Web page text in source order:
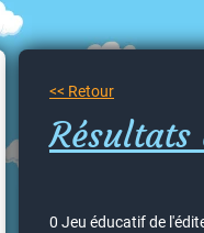
<< Retour
0 Jeu éducatif de